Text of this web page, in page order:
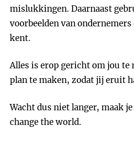
mislukkingen. Daarnaast
voorbeelden van
kent.
Alles is erop gericht om jou te
plan te maken, zodat jij eruit
Wacht dus niet langer, maak
change the world.